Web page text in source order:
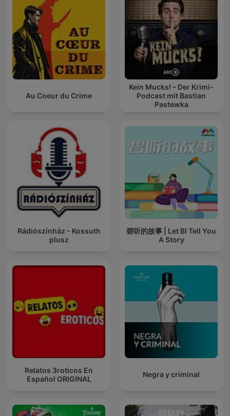
Au Coeur du Crime
Kein Mucks! – Der Krimi-
Podcast mit Bastian
Pastewka
Rádiószínház - Kossuth
plusz
碧听的故事 | Let BI Tell You
A Story
Relatos 3roticos En
Español ORIGINAL
Negra y criminal